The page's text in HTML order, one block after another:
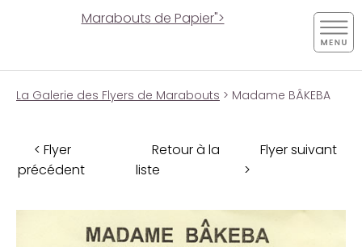
Marabouts de Papier">
La Galerie des Flyers de Marabouts > Madame BÂKEBA
< Flyer
précédent
Retour à la
liste
Flyer suivant
>